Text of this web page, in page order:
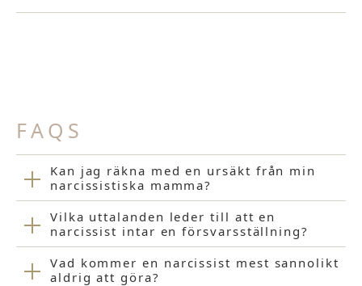
FAQS
Kan jag räkna med en ursäkt från min
narcissistiska mamma?
Vilka uttalanden leder till att en
narcissist intar en försvarsställning?
Vad kommer en narcissist mest sannolikt
aldrig att göra?